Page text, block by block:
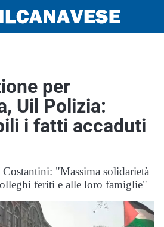
per
Uil Polizia:
i fatti accaduti
Costantini: "Massima solidarietà
feriti e alle loro famiglie"